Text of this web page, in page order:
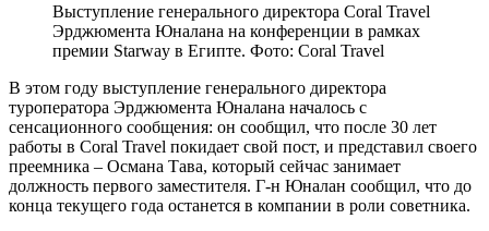
Выступление генерального директора Coral Travel
Эрджюмента Юналана на конференции в рамках
премии Starway в Египте. Фото: Coral Travel
В этом году выступление генерального директора
туроператора Эрджюмента Юналана началось с
сенсационного сообщения: он сообщил, что после 30 лет
работы в Coral Travel покидает свой пост, и представил своего
преемника – Османа Тава, который сейчас занимает
должность первого заместителя. Г-н Юналан сообщил, что до
конца текущего года останется в компании в роли советника.